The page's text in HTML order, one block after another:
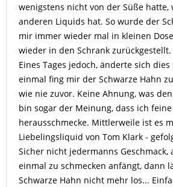
wenigstens nicht von der Süße hatte,
anderen Liquids hat. So wurde der
mir immer wieder mal in kleinen
wieder in den Schrank zurückgestellt.
Eines Tages jedoch, änderte sich
einmal fing mir der Schwarze Hahn
wie nie zuvor. Keine Ahnung, was
bin sogar der Meinung, dass ich
herausschmecke. Mittlerweile ist es
Liebelingsliquid von Tom Klark -
Sicher nicht jedermanns Geschmack,
einmal zu schmecken anfängt, dann
Schwarze Hahn nicht mehr los...